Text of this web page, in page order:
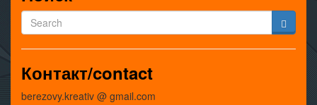
Контакт/contact
berezovy.kreativ @ gmail.com